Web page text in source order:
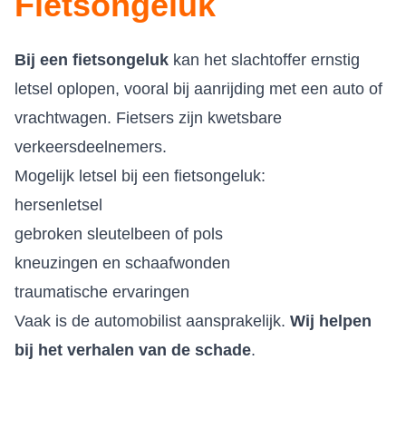
Bij een fietsongeluk kan het slachtoffer ernstig
letsel oplopen, vooral bij aanrijding met een auto of
vrachtwagen. Fietsers zijn kwetsbare
verkeersdeelnemers.
Mogelijk letsel bij een fietsongeluk:
hersenletsel
gebroken sleutelbeen of pols
kneuzingen en schaafwonden
traumatische ervaringen
Vaak is de automobilist aansprakelijk. Wij helpen
bij het verhalen van de schade.